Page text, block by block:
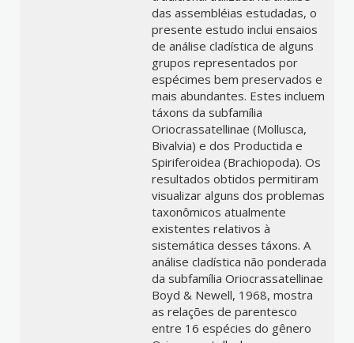
das assembléias estudadas, o
presente estudo inclui ensaios
de análise cladística de alguns
grupos representados por
espécimes bem preservados e
mais abundantes. Estes incluem
táxons da subfamília
Oriocrassatellinae (Mollusca,
Bivalvia) e dos Productida e
Spiriferoidea (Brachiopoda). Os
resultados obtidos permitiram
visualizar alguns dos problemas
taxonômicos atualmente
existentes relativos à
sistemática desses táxons. A
análise cladística não ponderada
da subfamília Oriocrassatellinae
Boyd & Newell, 1968, mostra
as relações de parentesco
entre 16 espécies do gênero